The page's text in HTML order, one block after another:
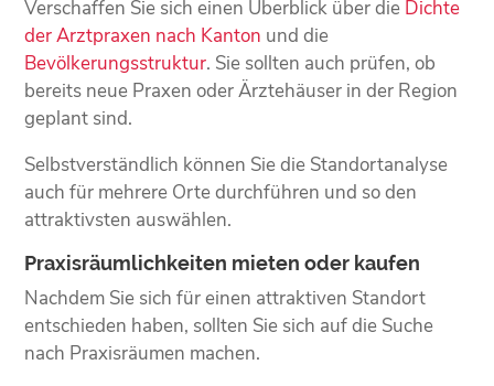
Verschaffen Sie sich einen Überblick über die Dichte
der Arztpraxen nach Kanton und die
Bevölkerungsstruktur. Sie sollten auch prüfen, ob
bereits neue Praxen oder Ärztehäuser in der Region
geplant sind.
Selbstverständlich können Sie die Standortanalyse
auch für mehrere Orte durchführen und so den
attraktivsten auswählen.
Praxisräumlichkeiten mieten oder kaufen
Nachdem Sie sich für einen attraktiven Standort
entschieden haben, sollten Sie sich auf die Suche
nach Praxisräumen machen.